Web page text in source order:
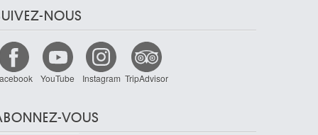
NOUS
YouTube Instagram TripAdvisor
VOUS